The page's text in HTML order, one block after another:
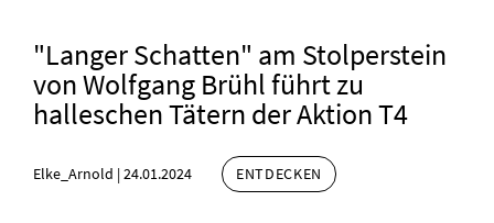
"Langer Schatten" am Stolperstein
von Wolfgang Brühl führt zu
halleschen Tätern der Aktion T4
Elke_Arnold |24.01.2024 ENTDECKEN